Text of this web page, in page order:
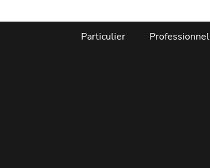
Particulier Professionnel